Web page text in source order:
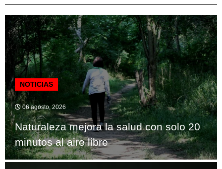
NOTICIAS
06 agosto, 2026
Naturaleza mejora la salud con solo 20
minutos al aire libre